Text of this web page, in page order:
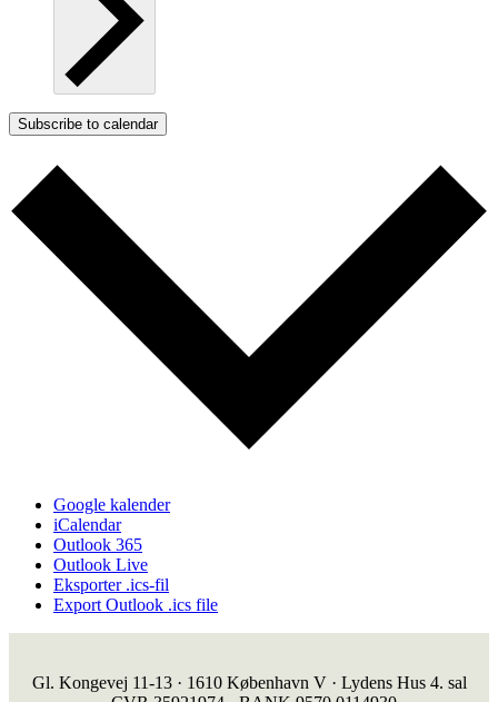
Subscribe to calendar
Google kalender
iCalendar
Outlook 365
Outlook Live
Eksporter .ics-fil
Export Outlook .ics file
Gl. Kongevej 11-13 · 1610 København V · Lydens Hus 4. sal